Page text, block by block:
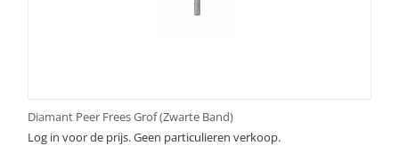
Diamant Peer Frees Grof (Zwarte Band)
Log in voor de prijs. Geen particulieren verkoop.